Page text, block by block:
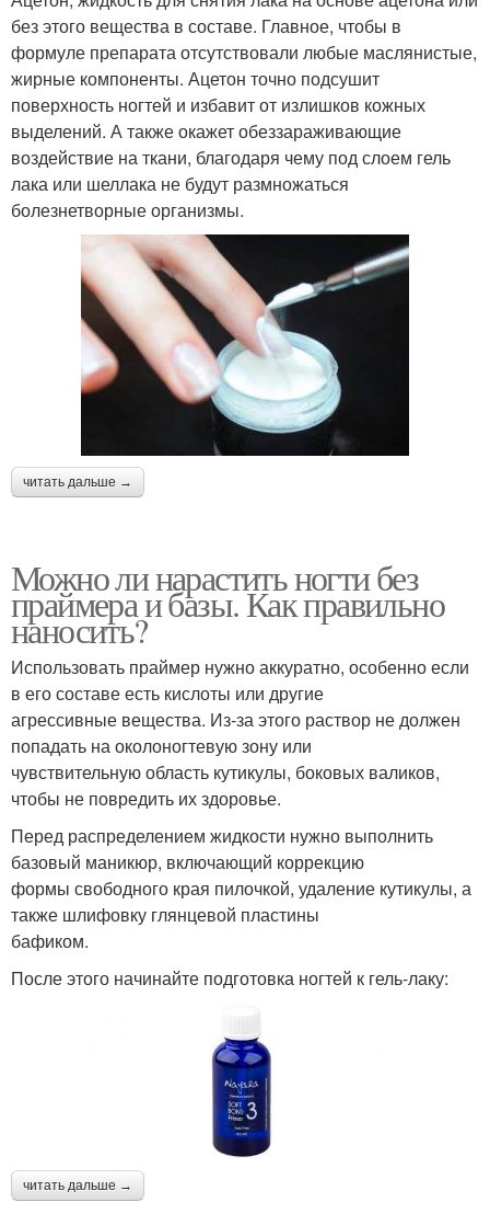
без этого вещества в составе. Главное, чтобы в
формуле препарата отсутствовали любые маслянистые,
жирные компоненты. Ацетон точно подсушит
поверхность ногтей и избавит от излишков кожных
выделений. А также окажет обеззараживающие
воздействие на ткани, благодаря чему под слоем гель
лака или шеллака не будут размножаться
болезнетворные организмы.
читать дальше →
Можно ли нарастить ногти без
праймера и базы. Как правильно
наносить?
Использовать праймер нужно аккуратно, особенно если
в его составе есть кислоты или другие
агрессивные вещества. Из-за этого раствор не должен
попадать на околоногтевую зону или
чувствительную область кутикулы, боковых валиков,
чтобы не повредить их здоровье.
Перед распределением жидкости нужно выполнить
базовый маникюр, включающий коррекцию
формы свободного края пилочкой, удаление кутикулы, а
также шлифовку глянцевой пластины
бафиком.
После этого начинайте подготовка ногтей к гель-лаку:
читать дальше →